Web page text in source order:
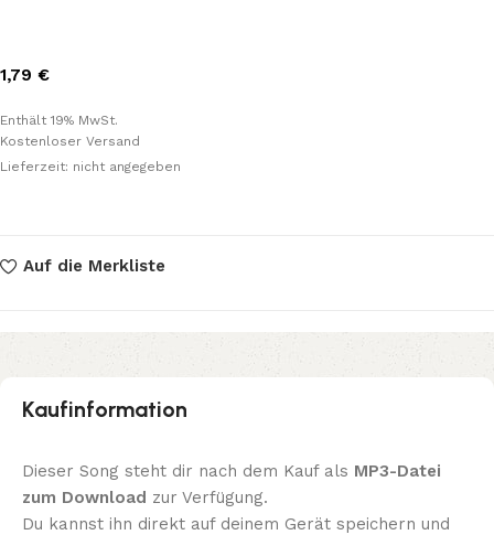
1,79 €
Enthält 19% MwSt.
Kostenloser Versand
Lieferzeit: nicht angegeben
Auf die Merkliste
Kaufinformation
Dieser Song steht dir nach dem Kauf als MP3-Datei
zum Download zur Verfügung.
Du kannst ihn direkt auf deinem Gerät speichern und